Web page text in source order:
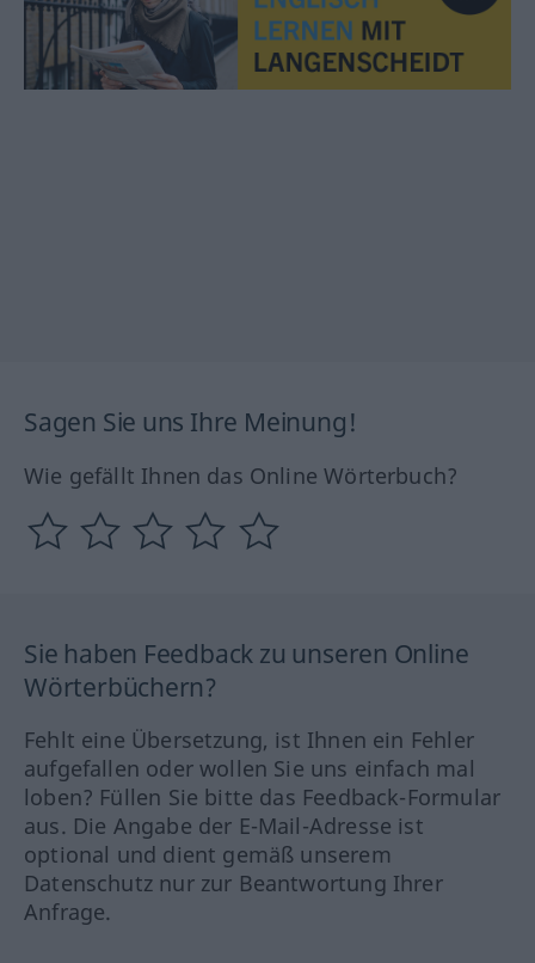
Sagen Sie uns Ihre Meinung!
Wie gefällt Ihnen das Online Wörterbuch?
Sie haben Feedback zu unseren Online
Wörterbüchern?
Fehlt eine Übersetzung, ist Ihnen ein Fehler
aufgefallen oder wollen Sie uns einfach mal
loben? Füllen Sie bitte das Feedback-Formular
aus. Die Angabe der E-Mail-Adresse ist
optional und dient gemäß unserem
Datenschutz nur zur Beantwortung Ihrer
Anfrage.